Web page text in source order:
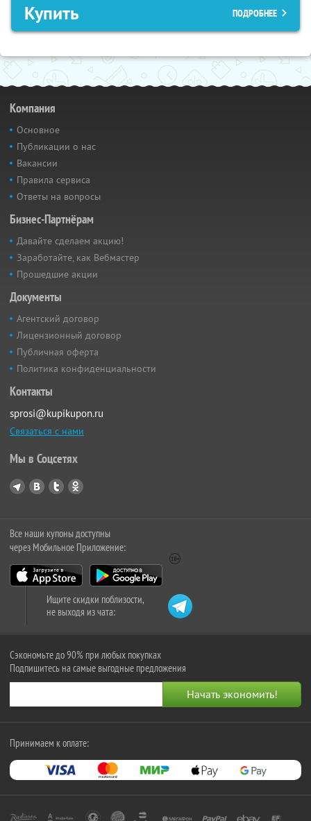
Купить ПОДРОБНЕЕ
Компания
Основное
Публикации о нас
Вакансии
Правила сервиса
Ответы на вопросы
Бизнес-Партнёрам
Давайте сделаем акцию!
Заработайте, как Вебмастер
Прошедшие акции
Документы
Агентский договор
Лицензионный договор
Публичная оферта
Политика конфиденциальности
Контакты
sprosi@kupikupon.ru
Связаться с нами
Мы в Соцсетях
Все наши купоны доступны
через Мобильное Приложение:
Ищите скидки поблизости,
не выходя из чата:
Сэкономьте до 90% при любых покупках
Подпишитесь на самые выгодные предложения
Принимаем к оплате: